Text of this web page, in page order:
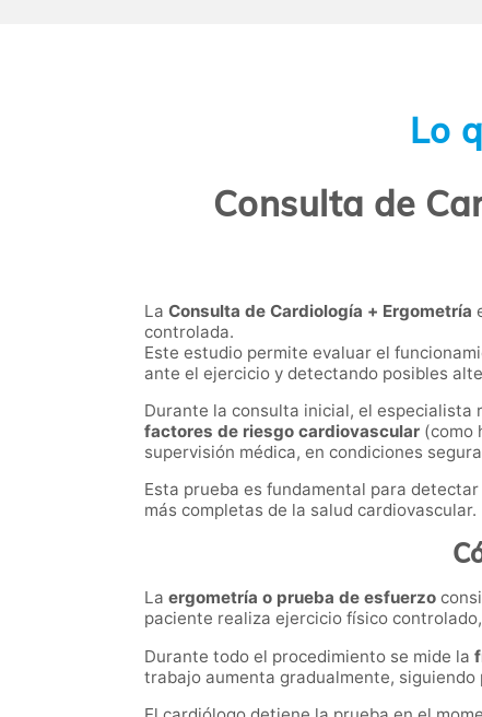
Lo
Consulta de
La Consulta de Cardiología + Ergometría
controlada.
Este estudio permite evaluar el
ante el ejercicio y detectando posibles
Durante la consulta inicial, el especialista
factores de riesgo cardiovascular (como
supervisión médica, en condiciones
Esta prueba es fundamental para
más completas de la salud cardiovascular.
La ergometría o prueba de esfuerzo
paciente realiza ejercicio físico
Durante todo el procedimiento se mide la
trabajo aumenta gradualmente,